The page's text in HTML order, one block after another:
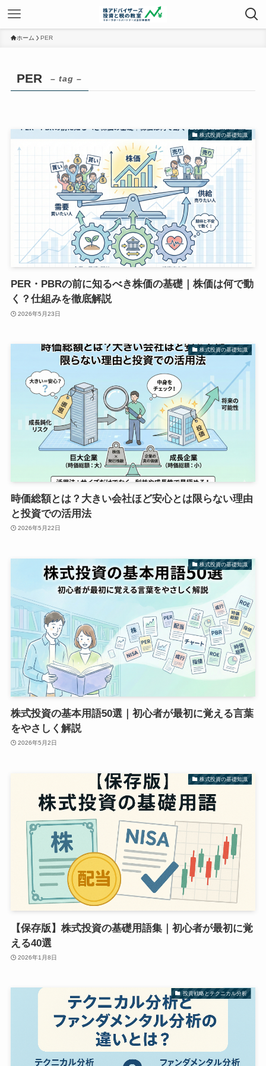
ホーム PER
PER – tag –
株式投資の基礎知識
PER・PBRの前に知るべき株価の基礎｜株価は何で動
く？仕組みを徹底解説
2026年5月23日
株式投資の基礎知識
時価総額とは？大きい会社ほど安心とは限らない理由
と投資での活用法
2026年5月22日
株式投資の基礎知識
株式投資の基本用語50選｜初心者が最初に覚える言葉
をやさしく解説
2026年5月2日
株式投資の基礎知識
【保存版】株式投資の基礎用語集｜初心者が最初に覚
える40選
2026年1月8日
投資戦略とテクニカル分析